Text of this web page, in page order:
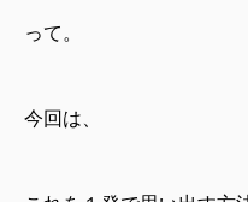
って。
今回は、